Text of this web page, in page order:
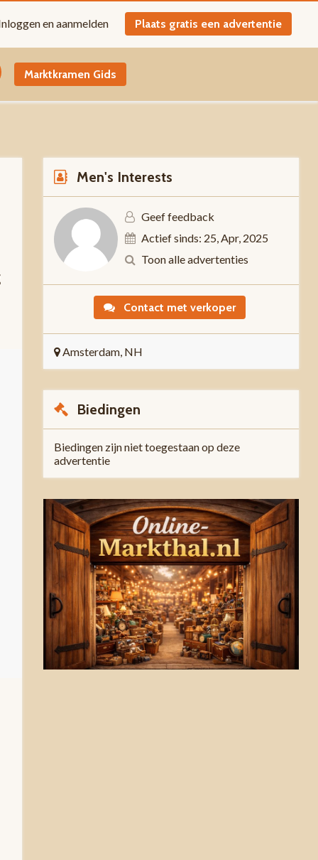
en aanmelden Plaats gratis een advertentie
Marktkramen Gids
Men's Interests
Geef feedback
Actief sinds: 25, Apr, 2025
Toon alle advertenties
Contact met verkoper
Amsterdam, NH
Biedingen
Biedingen zijn niet toegestaan op deze
advertentie